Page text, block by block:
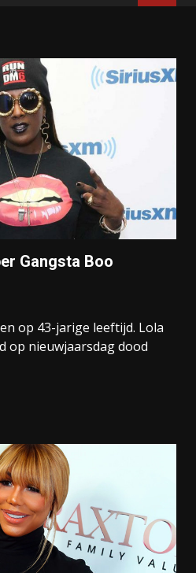
Gangsta Boo
op 43-jarige leeftijd. Lola
op nieuwjaarsdag dood